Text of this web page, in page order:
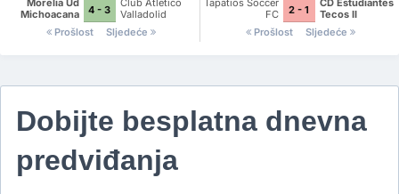
Morelia Ud
Michoacana
4 - 3
Club Atletico
Valladolid
Prošlost
Sljedeće
Tapatios Soccer
FC
2 - 1
CD Estudiantes
Tecos II
Prošlost
Sljedeće
Dobijte besplatna dnevna
predviđanja